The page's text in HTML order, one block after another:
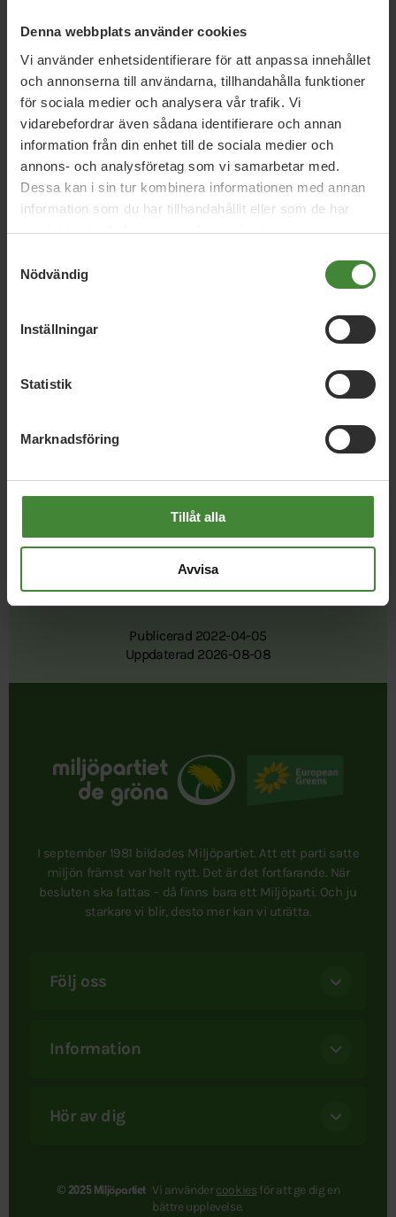
Denna webbplats använder cookies
Vi använder enhetsidentifierare för att anpassa innehållet
och annonserna till användarna, tillhandahålla funktioner
för sociala medier och analysera vår trafik. Vi
vidarebefordrar även sådana identifierare och annan
information från din enhet till de sociala medier och
annons- och analysföretag som vi samarbetar med.
Dessa kan i sin tur kombinera informationen med annan
information som du har tillhandahållit eller som de har
samlat in när du har använt deras tjänster.
Nödvändig
Inställningar
Statistik
Marknadsföring
Tillåt alla
Avvisa
Uppdrag med
Augustsson
Styrelsens Valberedning
Lerum
Elisabeth Sandén Lise Augustsson
Dela denna sida och hjälp oss
attsprida vårt budskap
Publicerad 2022-04-05
Uppdaterad 2026-08-08
I september 1981 bildades Miljöpartiet. Att ett parti satte
miljön främst var helt nytt. Det är det fortfarande. När
besluten ska fattas – då finns bara ett Miljöparti. Och ju
starkare vi blir, desto mer kan vi uträtta.
Följ oss
Information
Hör av dig
© 2025 Miljöpartiet Vi användercookies för att ge dig en
bättre upplevelse.